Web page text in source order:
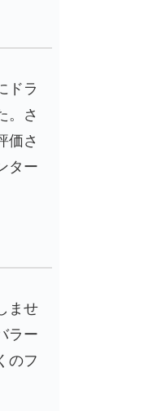
ドラ
。さ
価さ
ター
ませ
ラー
のフ